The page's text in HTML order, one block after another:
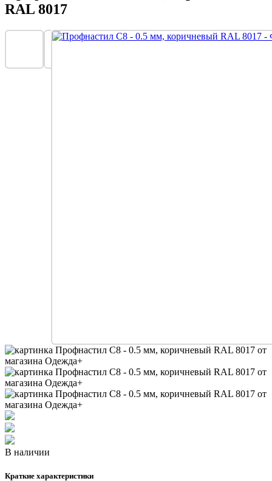
RAL 8017
В наличии
Краткие характеристики